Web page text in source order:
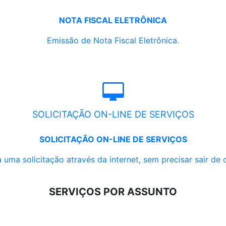
NOTA FISCAL ELETRÔNICA
Emissão de Nota Fiscal Eletrônica.
SOLICITAÇÃO ON-LINE DE SERVIÇOS
SOLICITAÇÃO ON-LINE DE SERVIÇOS
uma solicitação através da internet, sem precisar sair de
SERVIÇOS POR ASSUNTO